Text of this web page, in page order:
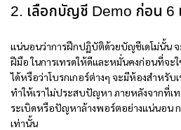
2. เลือกบัญชี Demo ก่อน 6
แน่นอนว่าการฝึกปฏิบัติด้วยบัญชีเดโม่นั้น
ฝีมือ ในการเทรดให้ดีและหมั่นคงก่อนที่จ
ได้หรือว่าโบรกเกอร์ต่างๆ จะมีห้องสำหรับ
ทำให้เราไม่ประสบปัญหา ภายหลังจากที่
ระเบิดหรือปัญหาล้างพอร์ตอย่างแน่นอน ก
เท่านั้น